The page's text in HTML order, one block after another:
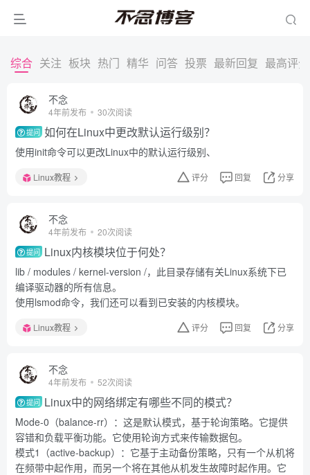
综合 关注 板块 热门 精华 问答 投票 最新回复 最高评分
不念
4年前发布 30次阅读
提问 如何在Linux中更改默认运行级别？
使用init命令可以更改Linux中的默认运行级别、
Linux教程 评分 回复 分享
不念
4年前发布 20次阅读
提问 Linux内核模块位于何处？
lib / modules / kernel-version /，此目录存储有关Linux系统下已
编译驱动器的所有信息。
使用lsmod命令，我们还可以看到已安装的内核模块。
Linux教程 评分 回复 分享
不念
4年前发布 52次阅读
提问 Linux中的网络绑定有哪些不同的模式？
Mode-0（balance-rr）：这是默认模式，基于轮询策略。它提供
容错和负载平衡功能。它使用轮询方式来传输数据包。
模式1（active-backup）：它基于主动备份策略，只有一个从机将
在频带中起作用，而另一个将在其他从机发生故障时起作用。它